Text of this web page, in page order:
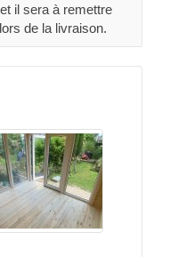
il sera à remettre
de la livraison.